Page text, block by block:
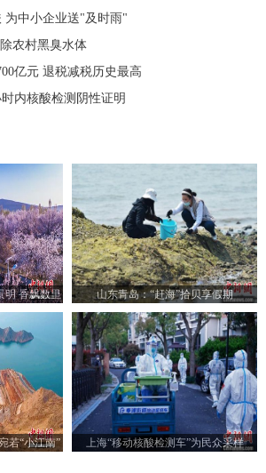
为中小企业送"及时雨"
农村黑臭水体
亿元 退税减税历史最高
内核酸检测阴性证明
明 香飘数里
山东青岛：“赶海”拾贝享假期
若“小江南” 上海“移动核酸检测车”为民众采样